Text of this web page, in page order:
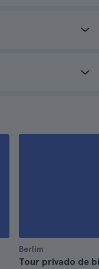
Berlim
Tour privado de